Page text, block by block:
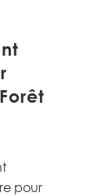
pour